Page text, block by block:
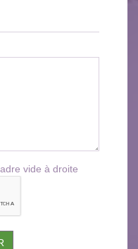
vide à droite